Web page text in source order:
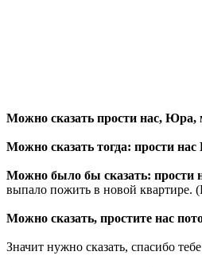
Можно сказать прости нас,
Можно сказать тогда: прости
Можно было бы сказать: прости
выпало пожить в новой квартире.
Можно сказать, простите нас
Значит нужно сказать, спасибо